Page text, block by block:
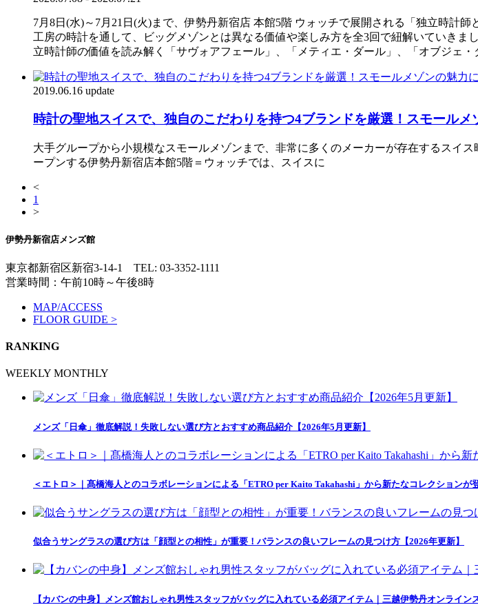
7月8日(水)～7月21日(火)まで、伊勢丹新宿店 本館5階 ウォッチで展開される「独立時計
工房の時計を通して、ビッグメゾンとは異なる価値や楽しみ方を全3回で紐解いていき
立時計師の価値を読み解く「サヴォアフェール」、「メティエ・ダール」、「オブジェ
2019.06.16 update
時計の聖地スイスで、独自のこだわりを持つ4ブランドを厳選！スモールメ
大手グループから小規模なスモールメゾンまで、非常に多くのメーカーが存在するスイ
ープンする伊勢丹新宿店本館5階＝ウォッチでは、スイスに
<
1
>
伊勢丹新宿店メンズ館
東京都新宿区新宿3-14-1 TEL: 03-3352-1111
営業時間：午前10時～午後8時
MAP/ACCESS
FLOOR GUIDE >
RANKING
WEEKLY MONTHLY
メンズ「日傘」徹底解説！失敗しない選び方とおすすめ商品紹介【2026年5月更新】
＜エトロ＞｜髙橋海人とのコラボレーションによる「ETRO per Kaito Takahashi」から新たなコレクションが
似合うサングラスの選び方は「顔型との相性」が重要！バランスの良いフレームの見つけ方【2026年更新】
【カバンの中身】メンズ館おしゃれ男性スタッフがバッグに入れている必須アイテム｜三越伊勢丹オンライン